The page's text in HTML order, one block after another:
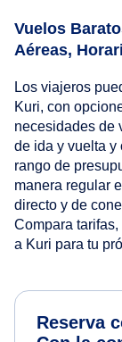
Vuelos
Aéreas,
Los viajeros
Kuri, con
necesidades de
de ida y vuelta y
rango de
manera regular
directo y de
Compara
a Kuri para tu
Reserva